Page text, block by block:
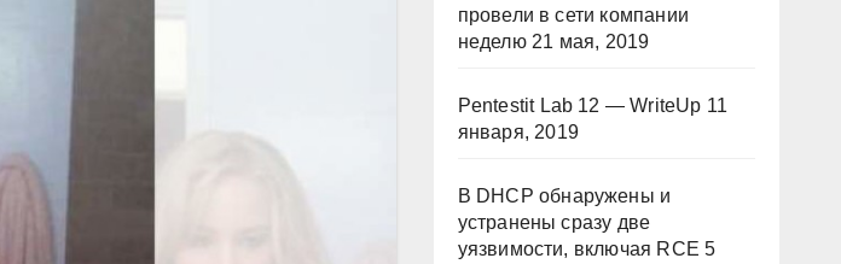
провели в сети компании
неделю 21 мая, 2019
Pentestit Lab 12 — WriteUp 11
января, 2019
В DHCP обнаружены и
устранены сразу две
уязвимости, включая RCE 5